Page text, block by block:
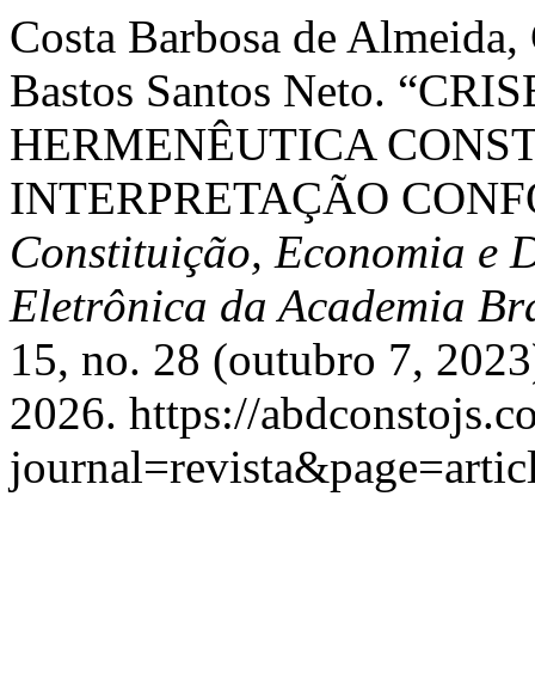
Costa Barbosa de
Bastos Santos Neto.
HERMENÊUTICA
INTERPRETAÇÃO
Constituição, Economia e
Eletrônica da Academia
15, no. 28 (outubro 7,
2026. https://